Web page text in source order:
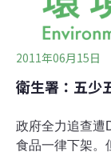
用不銹鋼容器
2011年06月15日
衛生署：五少
政府全力追查遭
食品一律下架。